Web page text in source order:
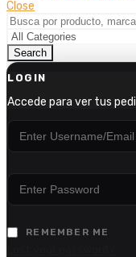
Close
Search
LOGIN
Accede para ver tus
REMEMBER ME